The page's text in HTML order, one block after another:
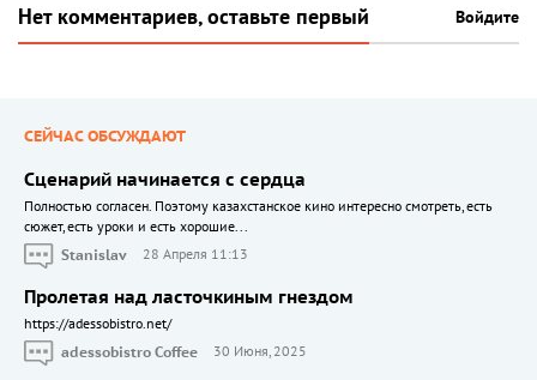
Нет комментариев, оставьте первый Войдите
СЕЙЧАС ОБСУЖДАЮТ
Сценарий начинается с сердца
Полностью согласен. Поэтому казахстанское кино интересно смотреть, есть
сюжет, есть уроки и есть хорошие...
Stanislav
28 Апреля 11:13
Пролетая над ласточкиным гнездом
https://adessobistro.net/
adessobistro Coffee
30 Июня, 2025